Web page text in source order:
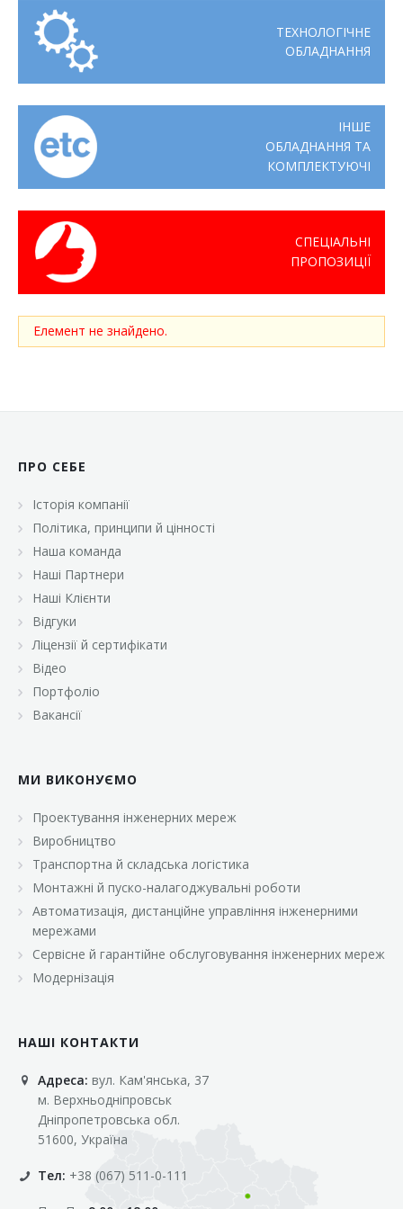
ТЕХНОЛОГІЧНЕ
ОБЛАДНАННЯ
ІНШЕ
ОБЛАДНАННЯ ТА
КОМПЛЕКТУЮЧІ
СПЕЦІАЛЬНІ
ПРОПОЗИЦІЇ
Елемент не знайдено.
ПРО СЕБЕ
Історія компанії
Політика, принципи й цінності
Наша команда
Наші Партнери
Наші Клієнти
Відгуки
Ліцензії й сертифікати
Відео
Портфоліо
Вакансії
МИ ВИКОНУЄМО
Проектування інженерних мереж
Виробництво
Транспортна й складська логістика
Монтажні й пуско-налагоджувальні роботи
Автоматизація, дистанційне управління інженерними
мережами
Сервісне й гарантійне обслуговування інженерних мереж
Модернізація
НАШІ КОНТАКТИ
Адреса: вул. Кам'янська, 37
м. Верхньодніпровськ
Дніпропетровська обл.
51600, Україна
Тел: +38 (067) 511-0-111